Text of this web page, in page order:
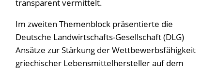
transparent vermittelt.
Im zweiten Themenblock präsentierte die
Deutsche Landwirtschafts-Gesellschaft (DLG)
Ansätze zur Stärkung der Wettbewerbsfähigkeit
griechischer Lebensmittelhersteller auf dem